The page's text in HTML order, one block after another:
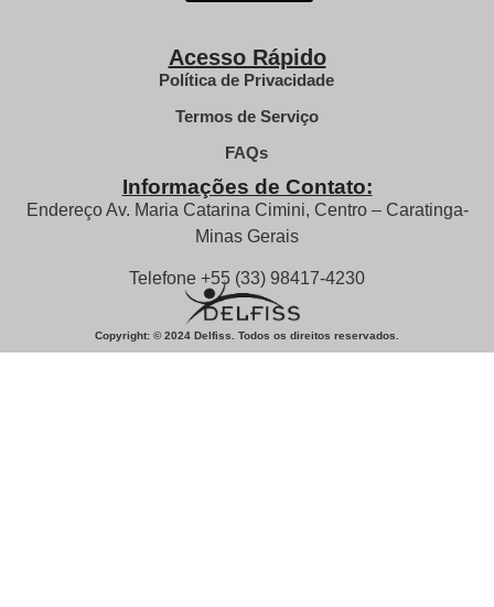
Acesso Rápido
Política de Privacidade
Termos de Serviço
FAQs
Informações de Contato:
Endereço Av. Maria Catarina Cimini, Centro – Caratinga-
Minas Gerais
Telefone +55 (33) 98417-4230
Copyright: © 2024 Delfiss. Todos os direitos reservados.